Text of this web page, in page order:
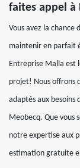
faites appel à
Vous avez la chance
maintenir en parfait
Entreprise Malla est
projet! Nous offrons
adaptés aux besoins
Meobecq. Que vous
notre expertise aux
estimation gratuite